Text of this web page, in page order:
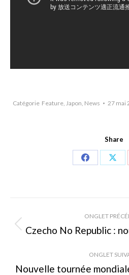
Catégorie Feature, Japon, News 27 mai
Share
Share
Navigation
de
commentaire
ONGLET
Czecho No Republic :
ONGLET
Nouvelle tournée